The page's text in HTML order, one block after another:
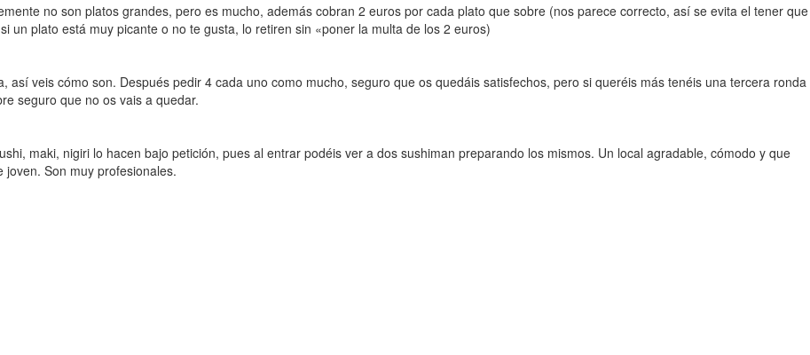
no son platos grandes, pero es mucho, además cobran 2 euros por cada plato que sobre (nos parece correcto, así se evita el tener que
un plato está muy picante o no te gusta, lo retiren sin «poner la multa de los 2 euros)
veis cómo son. Después pedir 4 cada uno como mucho, seguro que os quedáis satisfechos, pero si queréis más tenéis una tercera ronda
seguro que no os vais a quedar.
maki, nigiri lo hacen bajo petición, pues al entrar podéis ver a dos sushiman preparando los mismos. Un local agradable, cómodo y que
Son muy profesionales.